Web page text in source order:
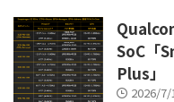
SoC「
Plus」
2026/7/